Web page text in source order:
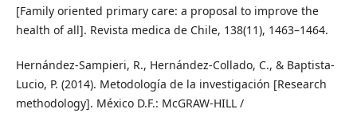
[Family oriented primary care: a proposal to improve the
health of all]. Revista medica de Chile, 138(11), 1463–1464.
Hernández-Sampieri, R., Hernández-Collado, C., & Baptista-
Lucio, P. (2014). Metodología de la investigación [Research
methodology]. México D.F.: McGRAW-HILL /